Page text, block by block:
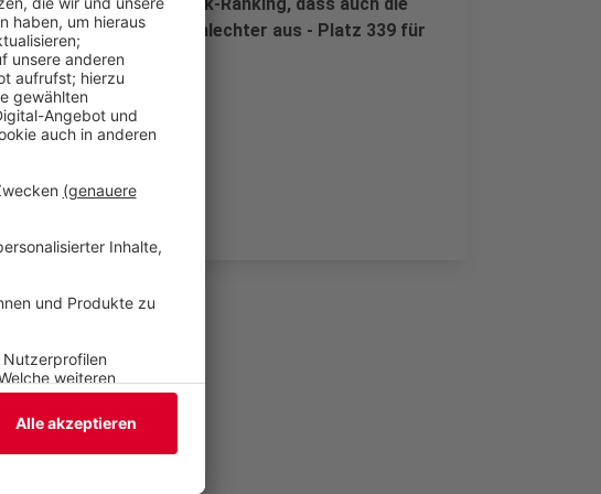
sieht es noch schlechter aus - Platz 339 für